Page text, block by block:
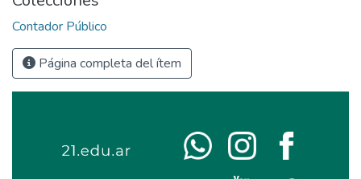
Contador Público
Página completa del ítem